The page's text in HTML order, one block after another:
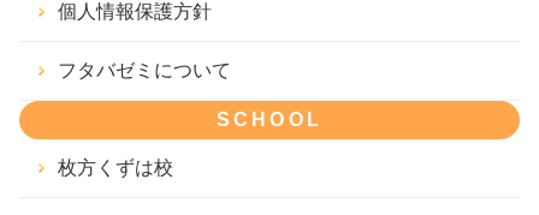
個人情報保護方針
フタバゼミについて
SCHOOL
枚方くずは校